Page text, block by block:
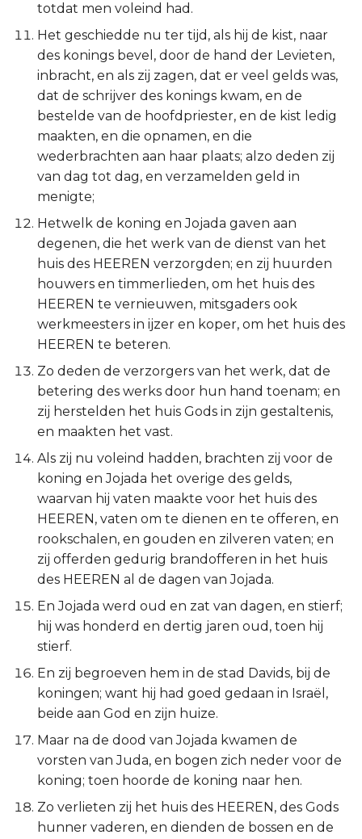
1 Johannes
2 Johannes
3 Johannes
Judas
Openbaring
totdat men voleind had.
Het geschiedde nu ter tijd, als hij de kist, naar
des konings bevel, door de hand der Levieten,
inbracht, en als zij zagen, dat er veel gelds was,
dat de schrijver des konings kwam, en de
bestelde van de hoofdpriester, en de kist ledig
maakten, en die opnamen, en die
wederbrachten aan haar plaats; alzo deden zij
van dag tot dag, en verzamelden geld in
menigte;
Hetwelk de koning en Jojada gaven aan
degenen, die het werk van de dienst van het
huis des HEEREN verzorgden; en zij huurden
houwers en timmerlieden, om het huis des
HEEREN te vernieuwen, mitsgaders ook
werkmeesters in ijzer en koper, om het huis des
HEEREN te beteren.
Zo deden de verzorgers van het werk, dat de
betering des werks door hun hand toenam; en
zij herstelden het huis Gods in zijn gestaltenis,
en maakten het vast.
Als zij nu voleind hadden, brachten zij voor de
koning en Jojada het overige des gelds,
waarvan hij vaten maakte voor het huis des
HEEREN, vaten om te dienen en te offeren, en
rookschalen, en gouden en zilveren vaten; en
zij offerden gedurig brandofferen in het huis
des HEEREN al de dagen van Jojada.
En Jojada werd oud en zat van dagen, en stierf;
hij was honderd en dertig jaren oud, toen hij
stierf.
En zij begroeven hem in de stad Davids, bij de
koningen; want hij had goed gedaan in Israël,
beide aan God en zijn huize.
Maar na de dood van Jojada kwamen de
vorsten van Juda, en bogen zich neder voor de
koning; toen hoorde de koning naar hen.
Zo verlieten zij het huis des HEEREN, des Gods
hunner vaderen, en dienden de bossen en de